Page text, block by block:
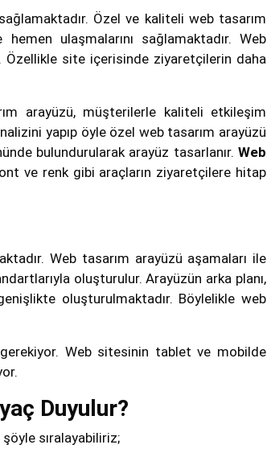
sağlamaktadır. Özel ve kaliteli web tasarım
ulaşmalarını sağlamaktadır. Web
Özellikle site içerisinde ziyaretçilerin daha
arayüzü, müşterilerle kaliteli etkileşim
yapıp öyle özel web tasarım arayüzü
bulundurularak arayüz tasarlanır. Web
ve renk gibi araçların ziyaretçilere hitap
Web tasarım arayüzü aşamaları ile
oluşturulur. Arayüzün arka planı,
oluşturulmaktadır. Böylelikle web
Web sitesinin tablet ve mobilde
Duyulur?
sıralayabiliriz;